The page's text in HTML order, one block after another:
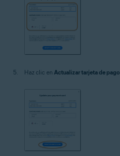
Haz clic en Actualizar tarjeta de pago